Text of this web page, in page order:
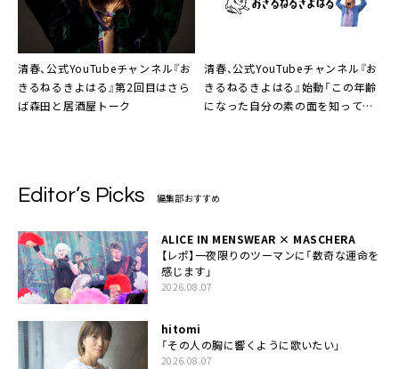
清春、公式YouTubeチャンネル『お
きるねるきよはる』第2回目はさら
ば森田と居酒屋トーク
清春、公式YouTubeチャンネル『お
きるねるきよはる』始動「この年齢
になった自分の素の面を知っても
Editor’s Picks 編集部おすすめ
ALICE IN MENSWEAR × MASCHERA
【レポ】一夜限りのツーマンに「数奇な運命を
感じます」
2026.08.07
hitomi
「その人の胸に響くように歌いたい」
2026.08.07